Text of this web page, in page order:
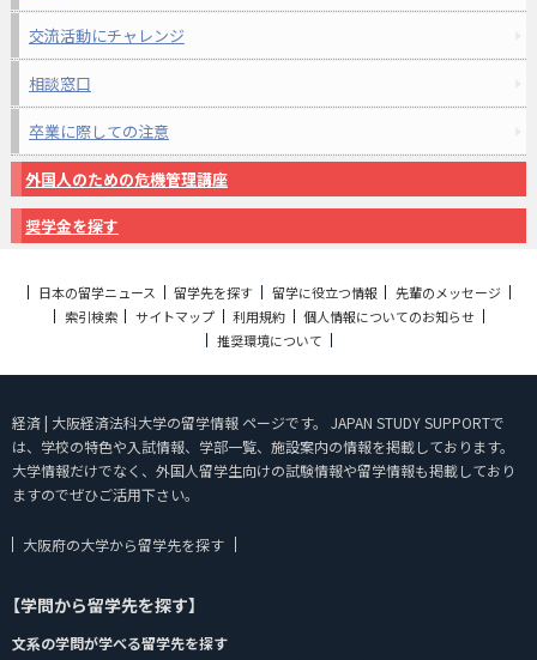
交流活動にチャレンジ
相談窓口
卒業に際しての注意
外国人のための危機管理講座
奨学金を探す
日本の留学ニュース 留学先を探す 留学に役立つ情報
先輩のメッセージ
索引検索
サイトマップ 利用規約
個人情報についてのお知らせ
推奨環境について
経済 | 大阪経済法科大学の留学情報 ページです。 JAPAN STUDY SUPPORTで
は、学校の特色や入試情報、学部一覧、施設案内の情報を掲載しております。
大学情報だけでなく、外国人留学生向けの試験情報や留学情報も掲載しており
ますのでぜひご活用下さい。
大阪府の大学から留学先を探す
【学問から留学先を探す】
文系の学問が学べる留学先を探す